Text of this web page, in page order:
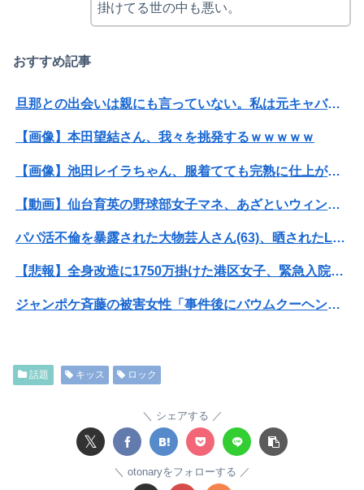
掛けてる世の中も悪い。
おすすめ記事
旦那との出会いは親にも言っていない。私は元キャバ嬢で旦那は元ボーイ
【画像】本田望結さん、我々を挑発するｗｗｗｗｗ
【画像】池田レイラちゃん、服着てても完熟に仕上がるｗｗｗｗｗｗｗｗｗｗｗｗｗｗ
【動画】仙台育英の野球部女子マネ、あざといウィンクでお前らの心を鷲掴みｗｗｗｗｗ
パパ活不倫を暴露された大物芸人さん(63)、晒されたLINEが面白すぎるｗｗｗｗｗｗｗｗｗ(画像ｱﾘ)
【悲報】全身改造に1750万掛けた港区女子、緊急入院でNHK報道局との合コンをキャンセル
ジャンポケ斉藤の被害女性「事件後にバウムクーヘン売ったりTikTokライブしててムカついた」
【悲報】黒人、卑怯すぎて炎上するｗｗｗｗ
話題 キッス ロック
シェアする
𝕏
otonaryをフォローする